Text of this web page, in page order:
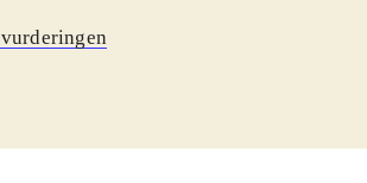
sprog i
for at kunne score i